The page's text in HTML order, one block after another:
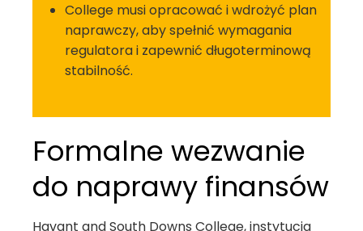
College musi opracować i wdrożyć plan
naprawczy, aby spełnić wymagania
regulatora i zapewnić długoterminową
stabilność.
Formalne wezwanie
do naprawy finansów
Havant and South Downs College, instytucja